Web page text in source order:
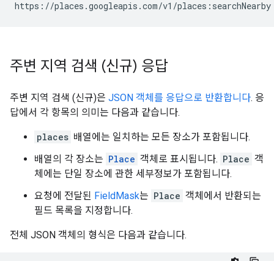
주변 지역 검색 (신규) 응답
주변 지역 검색 (신규)은 JSON 객체를 응답으로 반환합니다. 응
답에서 각 항목의 의미는 다음과 같습니다.
places 배열에는 일치하는 모든 장소가 포함됩니다.
배열의 각 장소는 Place 객체로 표시됩니다. Place 객
체에는 단일 장소에 관한 세부정보가 포함됩니다.
요청에 전달된 FieldMask는 Place 객체에서 반환되는
필드 목록을 지정합니다.
전체 JSON 객체의 형식은 다음과 같습니다.